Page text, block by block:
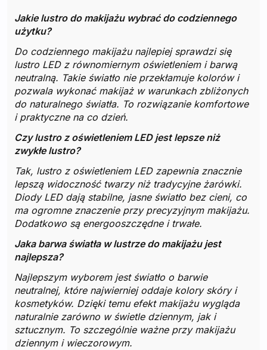
Jakie lustro do makijażu wybrać do codziennego
użytku?
Do codziennego makijażu najlepiej sprawdzi się
lustro LED z równomiernym oświetleniem i barwą
neutralną. Takie światło nie przekłamuje kolorów i
pozwala wykonać makijaż w warunkach zbliżonych
do naturalnego światła. To rozwiązanie komfortowe
i praktyczne na co dzień.
Czy lustro z oświetleniem LED jest lepsze niż
zwykłe lustro?
Tak, lustro z oświetleniem LED zapewnia znacznie
lepszą widoczność twarzy niż tradycyjne żarówki.
Diody LED dają stabilne, jasne światło bez cieni, co
ma ogromne znaczenie przy precyzyjnym makijażu.
Dodatkowo są energooszczędne i trwałe.
Jaka barwa światła w lustrze do makijażu jest
najlepsza?
Najlepszym wyborem jest światło o barwie
neutralnej, które najwierniej oddaje kolory skóry i
kosmetyków. Dzięki temu efekt makijażu wygląda
naturalnie zarówno w świetle dziennym, jak i
sztucznym. To szczególnie ważne przy makijażu
dziennym i wieczorowym.